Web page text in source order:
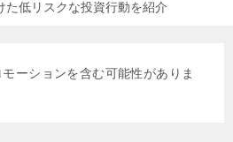
た低リスクな投資行動を紹介
ーションを含む可能性がありま